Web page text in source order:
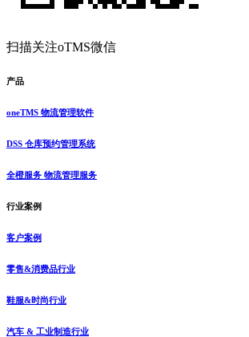
扫描关注oTMS微信
产品
oneTMS 物流管理软件
DSS 仓库预约管理系统
全橙服务 物流管理服务
行业案例
客户案例
零售&消费品行业
鞋服&时尚行业
汽车 & 工业制造行业